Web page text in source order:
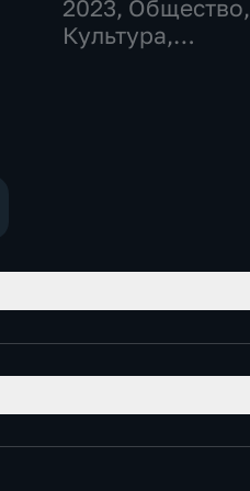
2023, Общество,
Культура,